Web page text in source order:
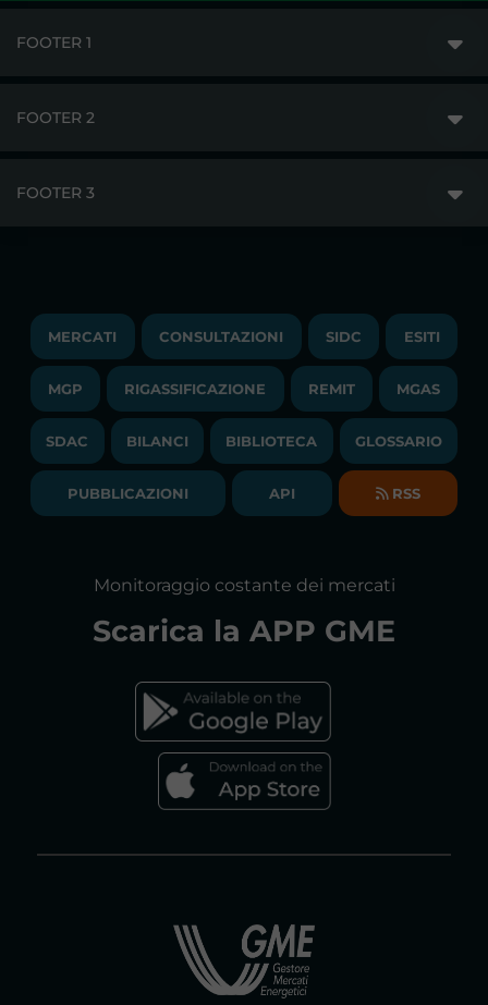
FOOTER 1
PUBBLICAZIONI
COMUNICATI/NEWS
NEWSLETTER
BILANCI DI ESERCIZIO
FOOTER 2
LAVORA CON NOI
BANDI DI GARA E CONTRATTI
SOCIETA' TRASPARENTE
FOOTER 3
TRAYPORT M. ELETTRICO
LIQUIDITY PROVIDERS
BIBLIOTECA
GLOSSARIO
DICHIARAZIONE DI ACCESSIBILITÀ
FAQs MERCATO ELETTRICO
MERCATI CONSULTAZIONI SIDC ESITI
MGP RIGASSIFICAZIONE REMIT MGAS
SDAC BILANCI BIBLIOTECA GLOSSARIO
PUBBLICAZIONI API RSS
Monitoraggio costante dei mercati
Scarica la APP GME